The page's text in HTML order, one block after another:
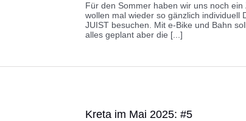
Für den Sommer haben wir uns noch
wollen mal wieder so gänzlich individuell
JUIST besuchen. Mit e-Bike und Bahn
alles geplant aber die [...]
Kreta im Mai 2025: #5